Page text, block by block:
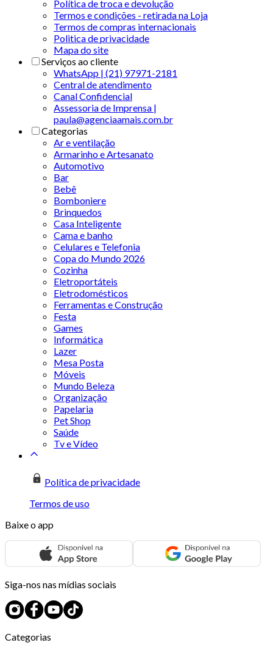
Política de troca e devolução
Termos e condições - retirada na Loja
Termos de compras internacionais
Politica de privacidade
Mapa do site
Serviços ao cliente
WhatsApp | (21) 97971-2181
Central de atendimento
Canal Confidencial
Assessoria de Imprensa |
paula@agenciaamais.com.br
Categorias
Ar e ventilação
Armarinho e Artesanato
Automotivo
Bar
Bebê
Bomboniere
Brinquedos
Casa Inteligente
Cama e banho
Celulares e Telefonia
Copa do Mundo 2026
Cozinha
Eletroportáteis
Eletrodomésticos
Ferramentas e Construção
Festa
Games
Informática
Lazer
Mesa Posta
Móveis
Mundo Beleza
Organização
Papelaria
Pet Shop
Saúde
Tv e Vídeo
Política de privacidade
Termos de uso
Baixe o app
Siga-nos nas mídias sociais
Categorias